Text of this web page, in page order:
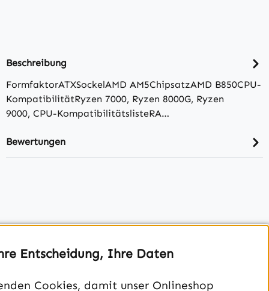
Beschreibung
FormfaktorATXSockelAMD AM5ChipsatzAMD B850CPU-
KompatibilitätRyzen 7000, Ryzen 8000G, Ryzen
9000, CPU-KompatibilitätslisteRA…
Bewertungen
Entscheidung, Ihre Daten
Cookies, damit unser Onlineshop